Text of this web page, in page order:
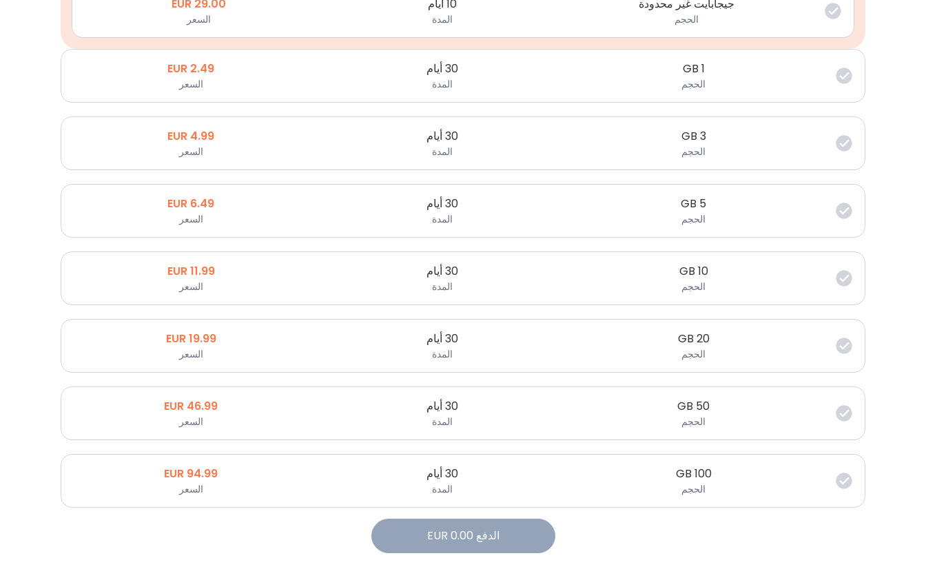
جيجابايت غير محدودة
الحجم
10 أيام
المدة
29.00
EUR
السعر
1
GB
الحجم
30 أيام
المدة
2.49
EUR
السعر
3
GB
الحجم
30 أيام
المدة
4.99
EUR
السعر
5
GB
الحجم
30 أيام
المدة
6.49
EUR
السعر
10
GB
الحجم
30 أيام
المدة
11.99
EUR
السعر
20
GB
الحجم
30 أيام
المدة
19.99
EUR
السعر
50
GB
الحجم
30 أيام
المدة
46.99
EUR
السعر
100
GB
الحجم
30 أيام
المدة
94.99
EUR
السعر
الدفع 0.00
EUR